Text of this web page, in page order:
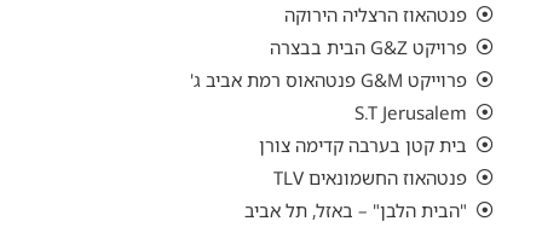
פנטהאוז הרצליה הירוקה
פרויקט G&Z הבית בבצרה
פרוייקט G&M פנטהאוס רמת אביב ג'
S.T Jerusalem
בית קטן בערבה קדימה צורן
פנטהאוז החשמונאים TLV
"הבית הלבן" – באזל, תל אביב